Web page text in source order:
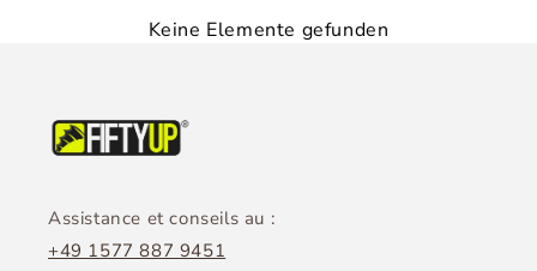
Keine Elemente gefunden
Assistance et conseils au :
+49 1577 887 9451